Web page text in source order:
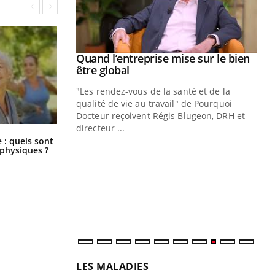
: quels sont
?
diabèteYoutube
c'est votre
qui
! Dans cet
Youtube
Quand l’entreprise mise sur le bien
être globalYoutube
"Les rendez-vous de la santé et de la
qualité de vie au travail" de Pourquoi
Docteur reçoivent Régis Blugeon, DRH et
directeur ...
LES MALADIES